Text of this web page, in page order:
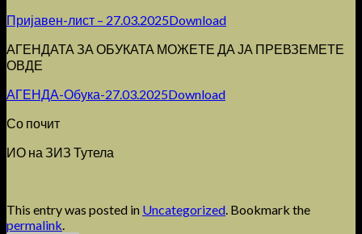
Пријавен-лист – 27.03.2025Download
АГЕНДАТА ЗА ОБУКАТА МОЖЕТЕ ДА ЈА ПРЕВЗЕМЕТЕ
ОВДЕ
АГЕНДА-Обука-27.03.2025Download
Со почит
ИО на ЗИЗ Тутела
This entry was posted in Uncategorized. Bookmark the
permalink.